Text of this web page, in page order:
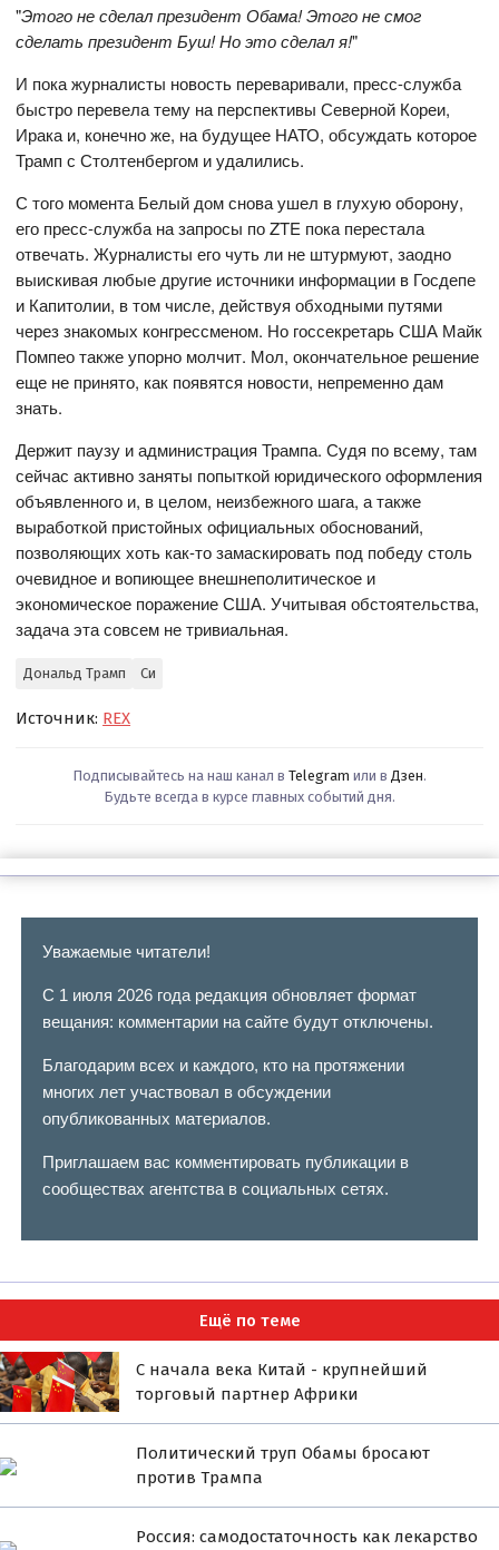
"Этого не сделал президент Обама! Этого не смог
сделать президент Буш! Но это сделал я!"
И пока журналисты новость переваривали, пресс-служба
быстро перевела тему на перспективы Северной Кореи,
Ирака и, конечно же, на будущее НАТО, обсуждать которое
Трамп с Столтенбергом и удалились.
С того момента Белый дом снова ушел в глухую оборону,
его пресс-служба на запросы по ZTE пока перестала
отвечать. Журналисты его чуть ли не штурмуют, заодно
выискивая любые другие источники информации в Госдепе
и Капитолии, в том числе, действуя обходными путями
через знакомых конгрессменом. Но госсекретарь США Майк
Помпео также упорно молчит. Мол, окончательное решение
еще не принято, как появятся новости, непременно дам
знать.
Держит паузу и администрация Трампа. Судя по всему, там
сейчас активно заняты попыткой юридического оформления
объявленного и, в целом, неизбежного шага, а также
выработкой пристойных официальных обоснований,
позволяющих хоть как-то замаскировать под победу столь
очевидное и вопиющее внешнеполитическое и
экономическое поражение США. Учитывая обстоятельства,
задача эта совсем не тривиальная.
Дональд Трамп Си
Источник: REX
Подписывайтесь на наш канал в Telegram или в Дзен.
Будьте всегда в курсе главных событий дня.
Уважаемые читатели!
С 1 июля 2026 года редакция обновляет формат
вещания: комментарии на сайте будут отключены.
Благодарим всех и каждого, кто на протяжении
многих лет участвовал в обсуждении
опубликованных материалов.
Приглашаем вас комментировать публикации в
сообществах агентства в социальных сетях.
Ещё по теме
С начала века Китай - крупнейший
торговый партнер Африки
Политический труп Обамы бросают
против Трампа
Россия: самодостаточность как лекарство